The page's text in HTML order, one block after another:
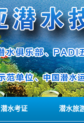
潜水考证 潜水旅